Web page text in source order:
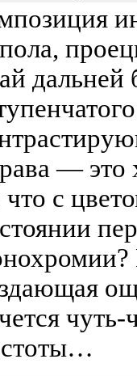
дальней
— это
что с